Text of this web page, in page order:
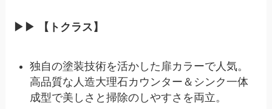
▶︎▶︎ 【トクラス】
独自の塗装技術を活かした扉カラーで人気。
高品質な人造大理石カウンター＆シンク一体
成型で美しさと掃除のしやすさを両立。